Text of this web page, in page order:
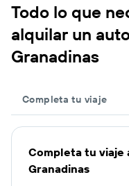
Todo lo que
alquilar un
Granadinas
Completa tu viaje
Completa tu viaje
Granadinas